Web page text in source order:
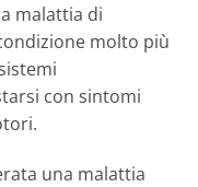
malattia di
molto più
con sintomi
una malattia